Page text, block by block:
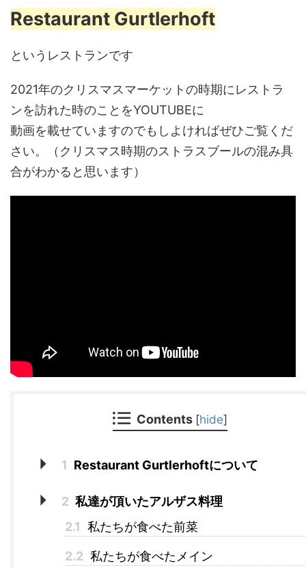
Restaurant Gurtlerhoft
というレストランです
2021年のクリスマスマーケットの時期にレストラ
ンを訪れた時のことをYOUTUBEに
動画を載せていますのでもしよければぜひご覧くだ
さい。（クリスマス時期のストラスブールの混み具
合がわかると思います）
Contents [hide]
1 Restaurant Gurtlerhoftについて
2 私達が頂いたアルザス料理
2.1 私たちが食べた前菜
2.2 私たちが食べたメイン